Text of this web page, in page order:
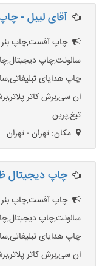
آقای لیبل -
چاپ آفست,چاپ بنر
چاپ هدایای
ان سی,برش کاتر
تیغ,پرین
مکان: تهران - تهران
چاپ دیجیتال
چاپ آفست,چاپ بنر
چاپ هدایای
ان سی,برش کاتر